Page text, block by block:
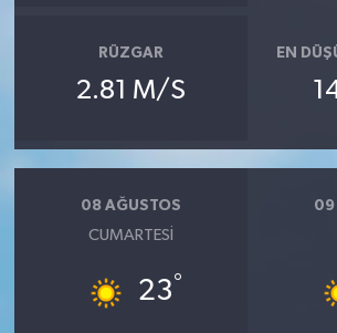
RÜZGAR
2.81 M/S
EN
08 AĞUSTOS
CUMARTESI
23°
09